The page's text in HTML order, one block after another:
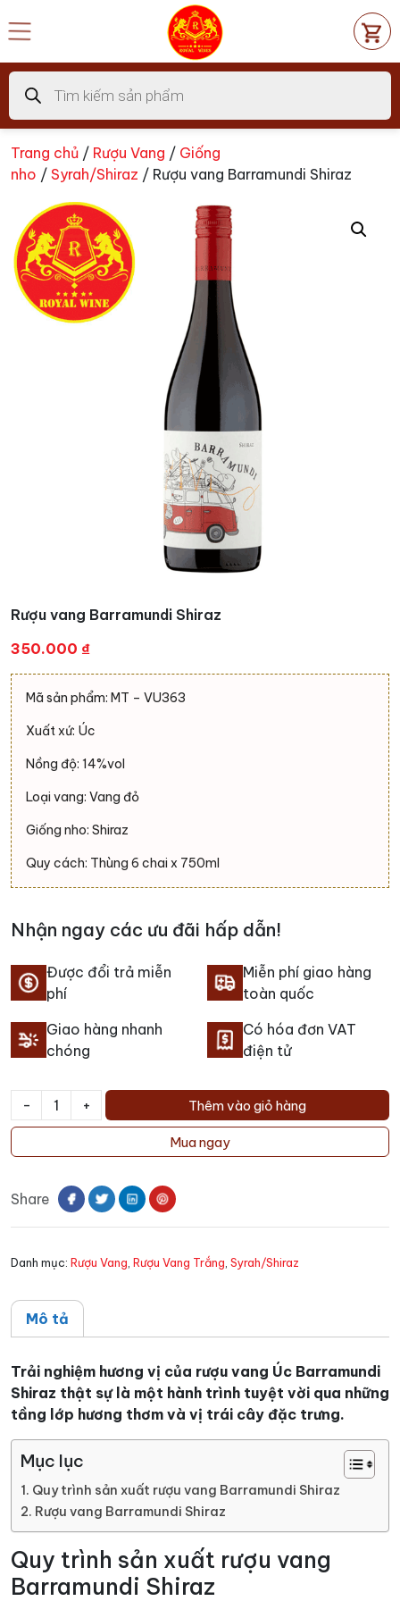
đến
dung
Tìm
kiếm
sản
phẩm
Trang chủ / Rượu Vang / Giống
nho / Syrah/Shiraz / Rượu vang Barramundi Shiraz
Rượu vang Barramundi Shiraz
350.000 ₫
Mã sản phẩm: MT – VU363
Xuất xứ: Úc
Nồng độ: 14%vol
Loại vang: Vang đỏ
Giống nho: Shiraz
Quy cách: Thùng 6 chai x 750ml
Nhận ngay các ưu đãi hấp dẫn!
Được đổi trả miễn
phí
Miễn phí giao hàng
toàn quốc
Giao hàng nhanh
chóng
Có hóa đơn VAT
điện tử
-
Rượu
Barramundi
số
+ Thêm vào giỏ hàng
Mua ngay
Share
Danh mục: Rượu Vang, Rượu Vang Trắng, Syrah/Shiraz
Mô tả
Trải nghiệm hương vị của rượu vang Úc Barramundi
Shiraz thật sự là một hành trình tuyệt vời qua những
tầng lớp hương thơm và vị trái cây đặc trưng.
Mục lục
Quy trình sản xuất rượu vang Barramundi Shiraz
Rượu vang Barramundi Shiraz
Quy trình sản xuất rượu vang
Barramundi Shiraz